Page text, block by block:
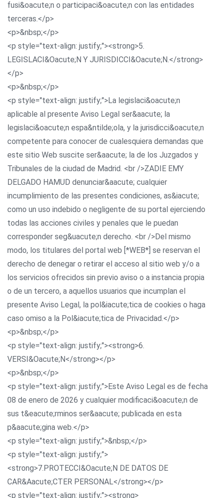
fusi&oacute;n o participaci&oacute;n con las entidades
terceras.</p>
<p>&nbsp;</p>
<p style="text-align: justify;"><strong>5.
LEGISLACI&Oacute;N Y JURISDICCI&Oacute;N.</strong>
</p>
<p>&nbsp;</p>
<p style="text-align: justify;">La legislaci&oacute;n
aplicable al presente Aviso Legal ser&aacute; la
legislaci&oacute;n espa&ntilde;ola, y la jurisdicci&oacute;n
competente para conocer de cualesquiera demandas que
este sitio Web suscite ser&aacute; la de los Juzgados y
Tribunales de la ciudad de Madrid. <br />ZADIE EMY
DELGADO HAMUD denunciar&aacute; cualquier
incumplimiento de las presentes condiciones, as&iacute;
como un uso indebido o negligente de su portal ejerciendo
todas las acciones civiles y penales que le puedan
corresponder seg&uacute;n derecho. <br />Del mismo
modo, los titulares del portal web [*WEB*] se reservan el
derecho de denegar o retirar el acceso al sitio web y/o a
los servicios ofrecidos sin previo aviso o a instancia propia
o de un tercero, a aquellos usuarios que incumplan el
presente Aviso Legal, la pol&iacute;tica de cookies o haga
caso omiso a la Pol&iacute;tica de Privacidad.</p>
<p>&nbsp;</p>
<p style="text-align: justify;"><strong>6.
VERSI&Oacute;N</strong></p>
<p>&nbsp;</p>
<p style="text-align: justify;">Este Aviso Legal es de fecha
08 de enero de 2026 y cualquier modificaci&oacute;n de
sus t&eacute;rminos ser&aacute; publicada en esta
p&aacute;gina web.</p>
<p style="text-align: justify;">&nbsp;</p>
<p style="text-align: justify;">
<strong>7.PROTECCI&Oacute;N DE DATOS DE
CAR&Aacute;CTER PERSONAL</strong></p>
<p style="text-align: justify;"><strong>